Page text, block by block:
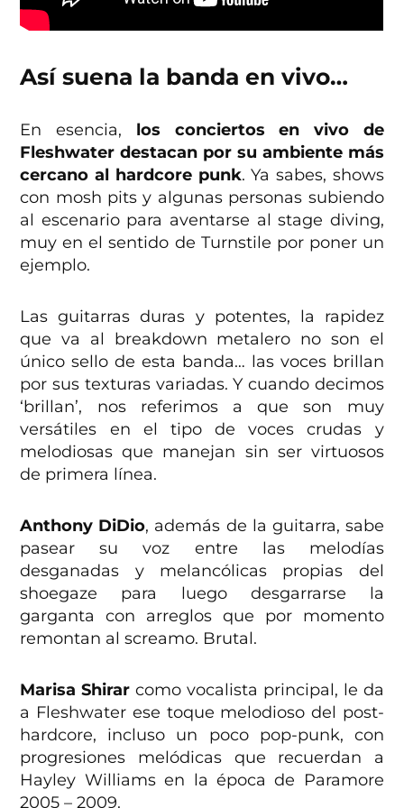
Así suena la banda en vivo…
En esencia, los conciertos en vivo de
Fleshwater destacan por su ambiente más
cercano al hardcore punk. Ya sabes, shows
con mosh pits y algunas personas subiendo
al escenario para aventarse al stage diving,
muy en el sentido de Turnstile por poner un
ejemplo.
Las guitarras duras y potentes, la rapidez
que va al breakdown metalero no son el
único sello de esta banda… las voces brillan
por sus texturas variadas. Y cuando decimos
‘brillan’, nos referimos a que son muy
versátiles en el tipo de voces crudas y
melodiosas que manejan sin ser virtuosos
de primera línea.
Anthony DiDio, además de la guitarra, sabe
pasear su voz entre las melodías
desganadas y melancólicas propias del
shoegaze para luego desgarrarse la
garganta con arreglos que por momento
remontan al screamo. Brutal.
Marisa Shirar como vocalista principal, le da
a Fleshwater ese toque melodioso del post-
hardcore, incluso un poco pop-punk, con
progresiones melódicas que recuerdan a
Hayley Williams en la época de Paramore
2005 – 2009.